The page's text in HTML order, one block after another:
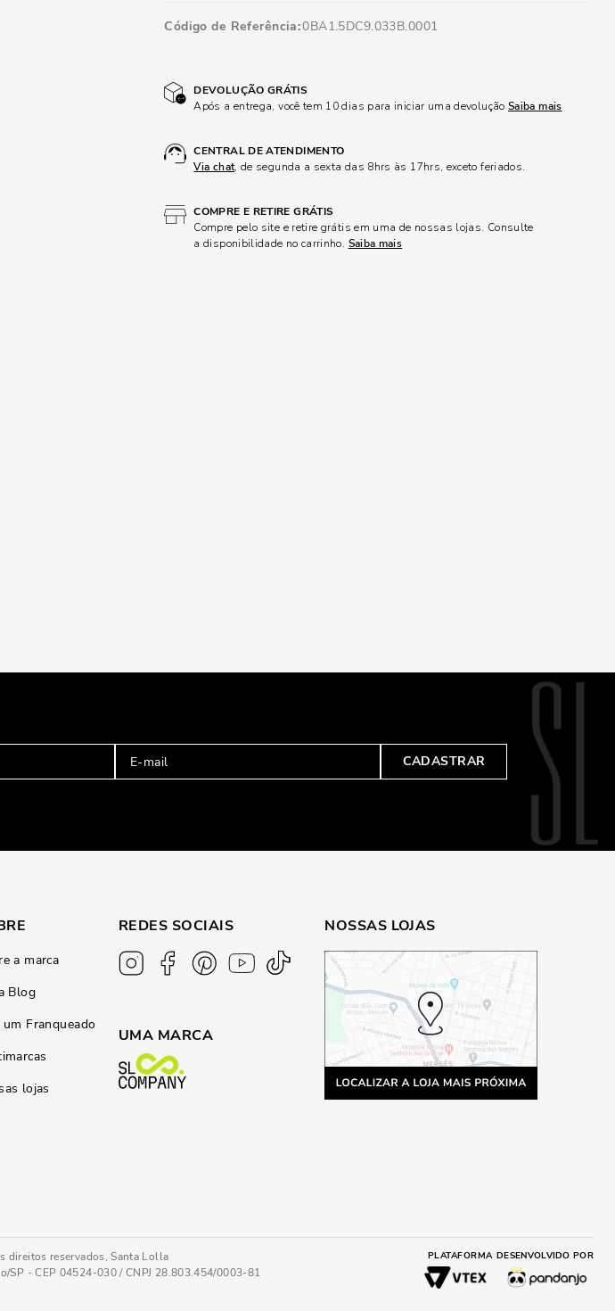
Código de Referência 0BA1.5DC9.033B.0001
DEVOLUÇÃO GRÁTIS
Após a entrega, você tem 10 dias para iniciar uma devolução Saiba mais
CENTRAL DE ATENDIMENTO
Via chat, de segunda a sexta das 8hrs às 17hrs, exceto feriados.
COMPRE E RETIRE GRÁTIS
Compre pelo site e retire grátis em uma de nossas lojas. Consulte
a disponibilidade no carrinho. Saiba mais
CADASTRAR
a marca
Blog
um Franqueado
lojas
REDES SOCIAIS
UMA MARCA
NOSSAS LOJAS
direitos reservados, Santa Lolla
SP - CEP 04524-030 / CNPJ 28.803.454/0003-81
PLATAFORMA DESENVOLVIDO POR